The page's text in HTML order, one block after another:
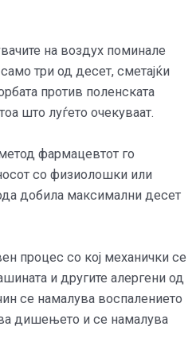
на воздух поминале
три од десет, сметајќи
против поленската
што луѓето очекуваат.
фармацевтот го
со физиолошки или
добила максимални десет
процес со кој механички се
и другите алергени од
се намалува воспалението
дишењето и се намалува